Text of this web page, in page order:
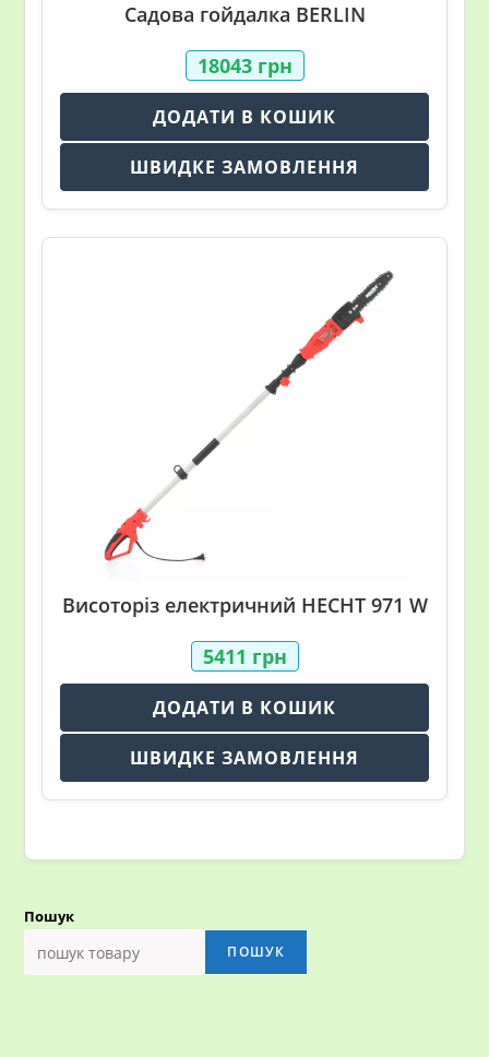
Садова гойдалка BERLIN
18043 грн
ДОДАТИ В КОШИК
ШВИДКЕ ЗАМОВЛЕННЯ
Висоторіз електричний HECHT 971 W
5411 грн
ДОДАТИ В КОШИК
ШВИДКЕ ЗАМОВЛЕННЯ
Пошук
ПОШУК